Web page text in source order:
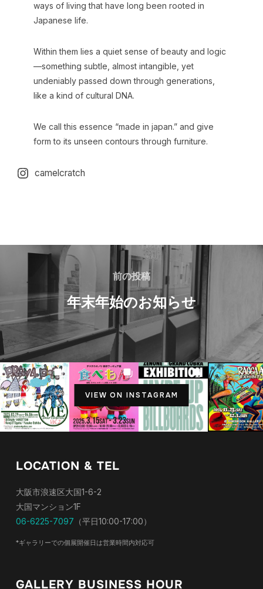
ways of living that have long been rooted in
Japanese life.
Within them lies a quiet sense of beauty and logic
—something subtle, almost intangible, yet
undeniably passed down through generations,
like a kind of cultural DNA.
We call this essence “made in japan.” and give
form to its unseen contours through furniture.
camelcratch
前の投稿
年末年始のお知らせ
VIEW ON INSTAGRAM
LOCATION & TEL
大阪市浪速区大国1-6-2
大国マンション1F
06-6225-7097 （平日10:00-17:00）
*ギャラリーでの個展開催日は営業時間内対応可
GALLERY BUSINESS HOUR